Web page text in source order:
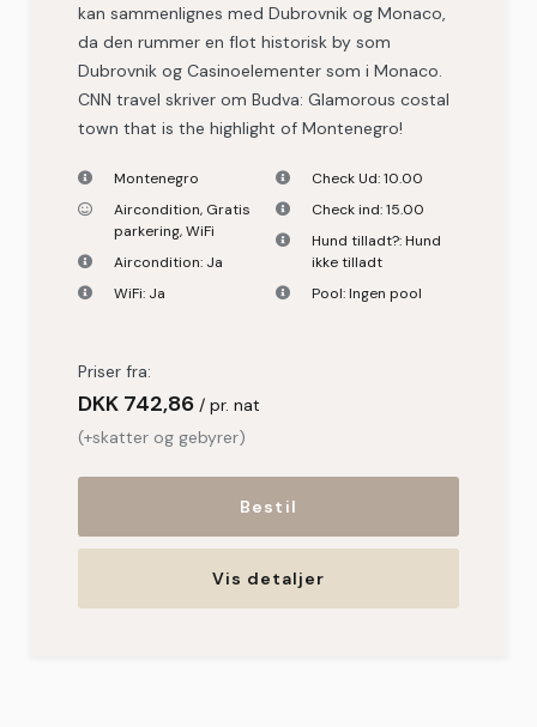
kan sammenlignes med Dubrovnik og Monaco,
da den rummer en flot historisk by som
Dubrovnik og Casinoelementer som i Monaco.
CNN travel skriver om Budva: Glamorous costal
town that is the highlight of Montenegro!
Montenegro
Aircondition, Gratis
parkering,WiFi
Aircondition: Ja
WiFi: Ja
Check Ud:10.00
Check ind:15.00
Hund tilladt?:Hund
ikke tilladt
Pool:Ingen pool
Priser fra:
DKK 742,86
pr. nat
(+skatter og gebyrer)
Bestil
Vis detaljer